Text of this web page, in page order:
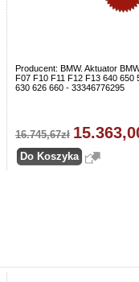
Producent: BMW. Aktuator
F07 F10 F11 F12 F13 640 650
630 626 660 - 33346776295
16.745,67zł